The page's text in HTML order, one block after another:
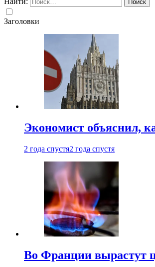
Заголовки
Экономист объяснил,
2 года спустя2 года спустя
Во Франции вырастут